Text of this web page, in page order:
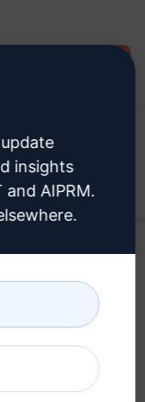
Claude
insights
AIPRM.